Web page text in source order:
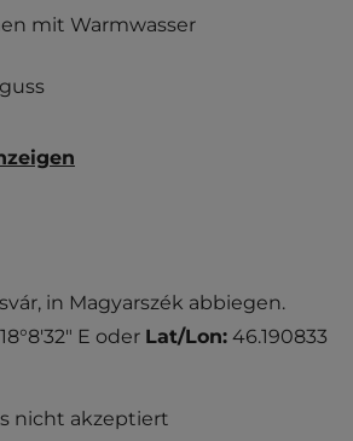
mit Warmwasser
in Magyarszék abbiegen.
E oder Lat/Lon: 46.190833
nicht akzeptiert